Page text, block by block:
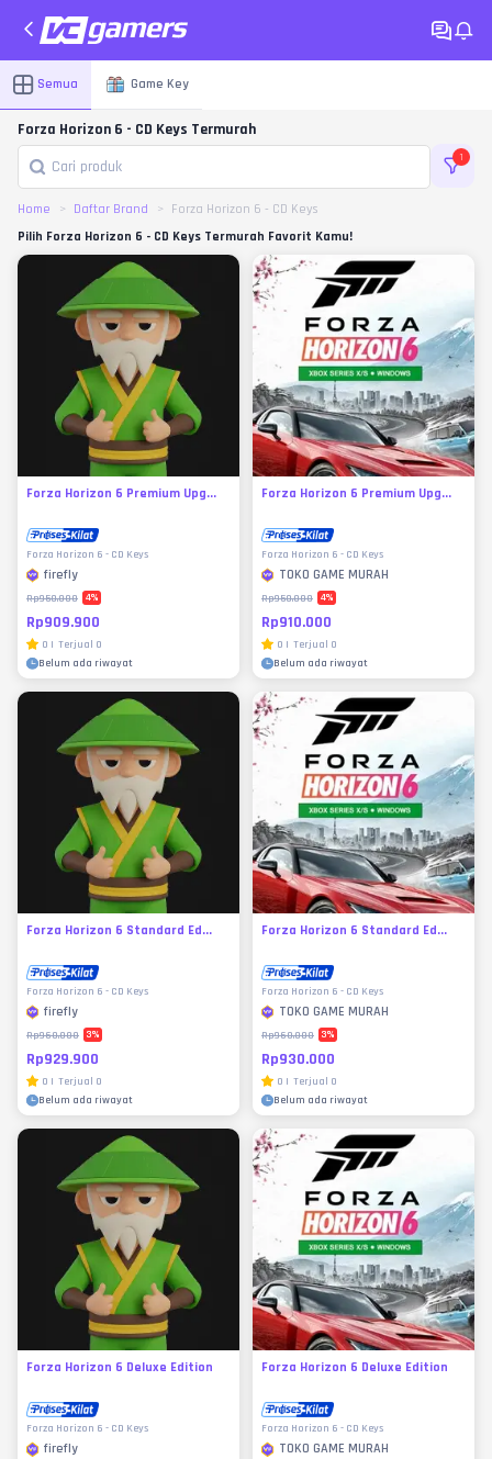
Semua Game Key
Forza Horizon 6 - CD Keys Termurah
1
Home Daftar Brand
Forza Horizon 6 - CD Keys
Pilih Forza Horizon 6 - CD Keys Termurah Favorit Kamu!
Forza Horizon 6 Premium Upg...
Forza Horizon 6 - CD Keys
firefly
Rp950.000 4%
Rp909.900
0 | Terjual 0
Belum ada riwayat
Forza Horizon 6 Premium Upg...
Forza Horizon 6 - CD Keys
TOKO GAME MURAH
Rp950.000 4%
Rp910.000
0 | Terjual 0
Belum ada riwayat
Forza Horizon 6 Standard Ed...
Forza Horizon 6 - CD Keys
firefly
Rp960.000 3%
Rp929.900
0 | Terjual 0
Belum ada riwayat
Forza Horizon 6 Standard Ed...
Forza Horizon 6 - CD Keys
TOKO GAME MURAH
Rp960.000 3%
Rp930.000
0 | Terjual 0
Belum ada riwayat
Forza Horizon 6 Deluxe Edition
Forza Horizon 6 - CD Keys
firefly
Forza Horizon 6 Deluxe Edition
Forza Horizon 6 - CD Keys
TOKO GAME MURAH